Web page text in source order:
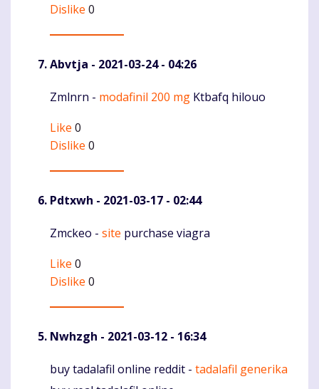
Dislike 0
Abvtja - 2021-03-24 - 04:26
Komentaras
Zmlnrn - modafinil 200 mg Ktbafq hilouo
Like 0
Dislike 0
Pdtxwh - 2021-03-17 - 02:44
Komentaras
Zmckeo - site purchase viagra
Like 0
Dislike 0
Nwhzgh - 2021-03-12 - 16:34
Komentaras
buy tadalafil online reddit - tadalafil generika